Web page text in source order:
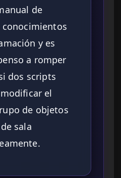
de
conocimientos
y es
a romper
dos scripts
el
de objetos
sala